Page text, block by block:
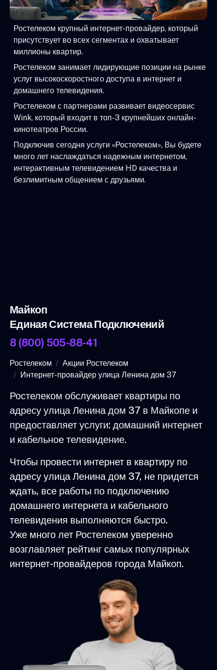
Ростелеком крупный интернет-провайдер, который
присутствует во всех сегментах и охватывает
миллионы квартир.
Ростелеком занимает лидирующие позиции на рынке
услуг высокоскоростного доступа в интернет и
домашнего телевидения.
Ростелеком с партнерами развивает видеосервис
Wink, который входит в топ-3 крупнейших онлайн-
кинотеатров России.
Подключив сегодня услуги «Ростелеком», Вы будете
много лет наслаждаться надежным интернетом,
интерактивным телевидением HD качества и
безлимитным общением с друзьями.
Майкоп
Единая Система Подключений
8 (800) 505-88-41
Ростелеком
Акции Ростелеком
Интернет-провайдер улица Ленина дом 37
Ростелеком обслуживает квартиры по
адресу улица Ленина дом 37 в Майкопе и
предоставляет услуги: домашний интернет
и кабельное телевидение.
Чтобы провести интернет в квартиру по
адресу улица Ленина дом 37, не придется
ждать, все работы по подключению
домашнего интернета и кабельного
телевидения выполняются быстро.
Уже много лет Ростелеком уверенно
возглавляет рейтинг самых популярных
интернет-провайдеров города Майкоп.